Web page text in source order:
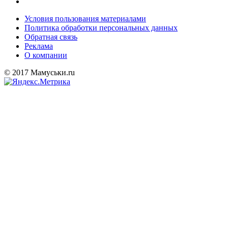
Условия пользования материалами
Политика обработки персональных данных
Обратная связь
Реклама
О компании
© 2017 Мамуськи.ru